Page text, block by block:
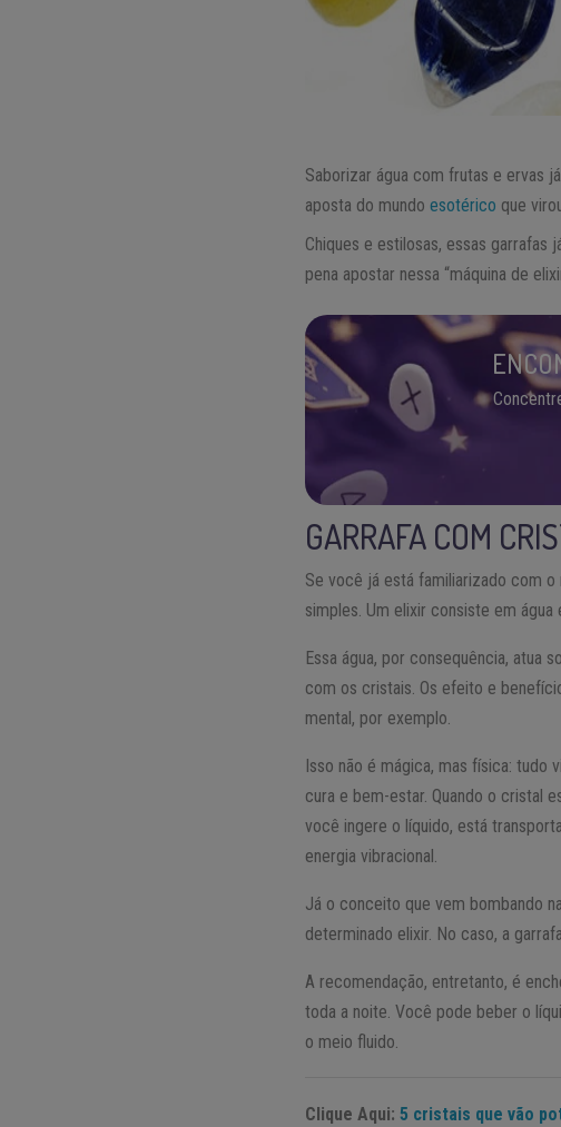
Saborizar água com frutas e ervas
aposta do mundoesotérico que
Chiques e estilosas, essas
pena apostar nessa “máquina de
GARRAFA COM
Se você já está familiarizado com
simples. Um elixir consiste em
Essa água, por consequência, atua
com os cristais. Os efeito e
mental, por exemplo.
Isso não é mágica, mas física:
cura e bem-estar. Quando o cristal
você ingere o líquido, está
energia vibracional.
Já o conceito que vem bombando
determinado elixir. No caso, a
A recomendação, entretanto, é
toda a noite. Você pode beber o
o meio fluido.
Clique Aqui:5 cristais que vão